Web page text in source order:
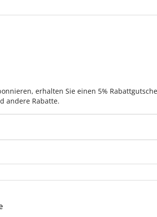
erhalten Sie einen 5%
andere Rabatte.